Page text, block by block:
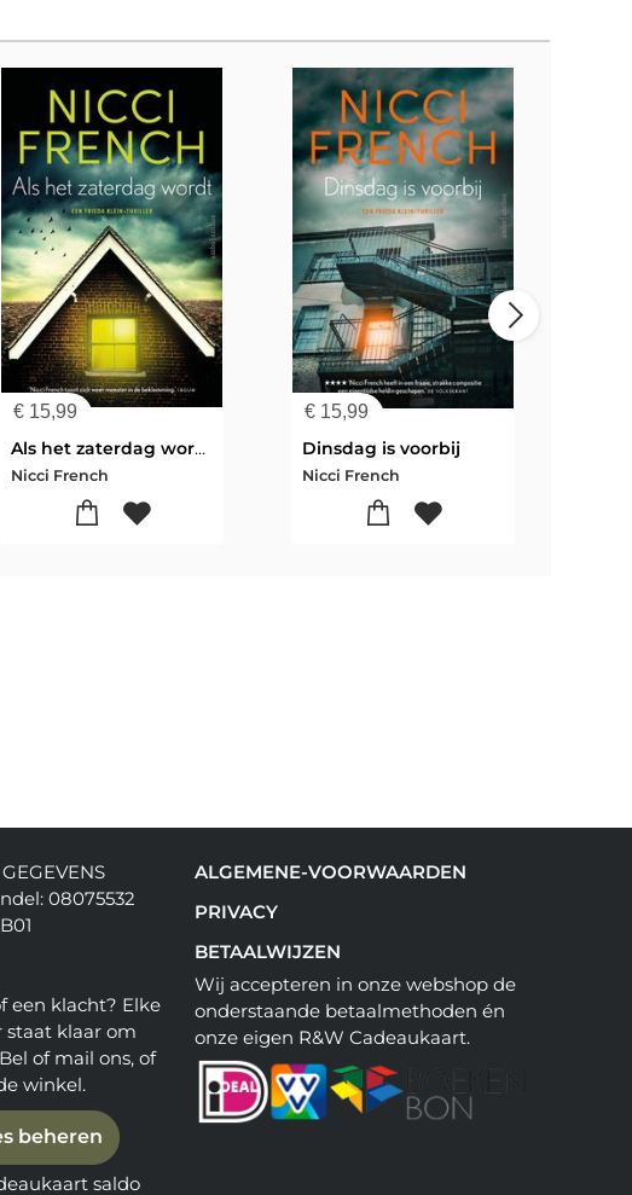
€15,99
Als het zaterdag wordt
Nicci French
€ 15,99
Dinsdag is voorbij
Nicci French
08075532
een klacht? Elke
staat klaar om
of mail ons, of
winkel.
beheren
ALGEMENE-VOORWAARDEN
PRIVACY
BETAALWIJZEN
Wij accepteren in onze webshop de
onderstaande betaalmethoden én
onze eigen R&W Cadeaukaart.
saldo